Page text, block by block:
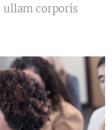
ullam corporis